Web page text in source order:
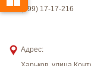
(099) 17-17-216
Адрес: